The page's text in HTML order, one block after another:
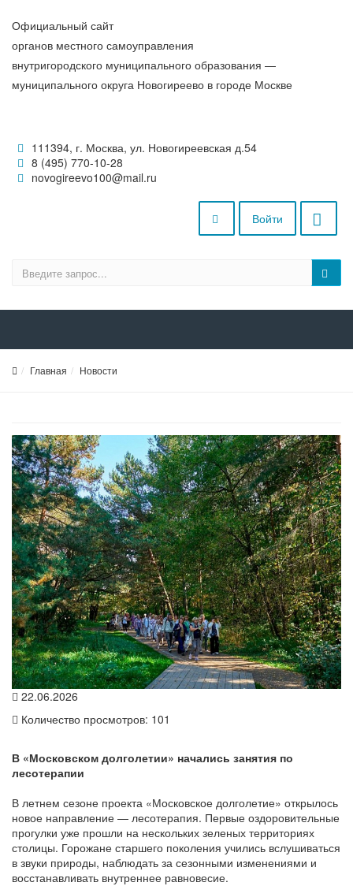
Официальный сайт
органов местного самоуправления
внутригородского муниципального образования —
муниципального округа Новогиреево в городе Москве
111394, г. Москва, ул. Новогиреевская д.54
8 (495) 770-10-28
novogireevo100@mail.ru
Войти
Главная Новости
22.06.2026
Количество просмотров: 101
В «Московском долголетии» начались занятия по
лесотерапии
В летнем сезоне проекта «Московское долголетие» открылось
новое направление — лесотерапия. Первые оздоровительные
прогулки уже прошли на нескольких зеленых территориях
столицы. Горожане старшего поколения учились вслушиваться
в звуки природы, наблюдать за сезонными изменениями и
восстанавливать внутреннее равновесие.